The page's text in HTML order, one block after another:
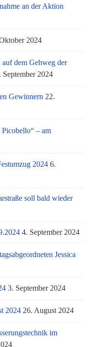
an der Aktion
2024
dem Gehweg der
September 2024
Gewinnern 22.
– am
2024 6.
soll bald wieder
4. September 2024
Jessica
3. September 2024
2024 26. August 2024
im